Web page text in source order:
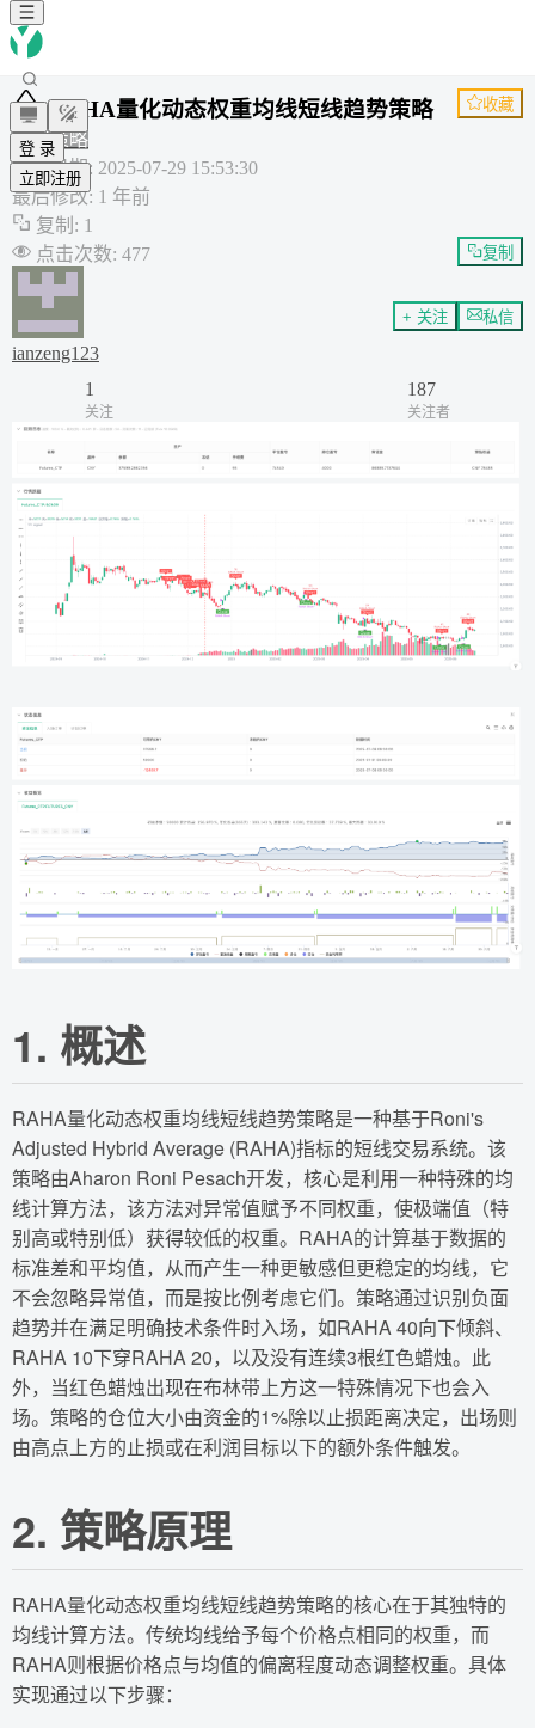
登 录
立即注册
RAHA量化动态权重均线短线趋势策略 收藏
通用策略
创建日期: 2025-07-29 15:53:30
最后修改: 1 年前
复制 : 1
点击次数: 477 复制
ianzeng123
+ 关注 私信
1
关注
187
关注者
1. 概述
RAHA量化动态权重均线短线趋势策略是一种基于Roni's
Adjusted Hybrid Average (RAHA)指标的短线交易系统。该
策略由Aharon Roni Pesach开发，核心是利用一种特殊的均
线计算方法，该方法对异常值赋予不同权重，使极端值（特
别高或特别低）获得较低的权重。RAHA的计算基于数据的
标准差和平均值，从而产生一种更敏感但更稳定的均线，它
不会忽略异常值，而是按比例考虑它们。策略通过识别负面
趋势并在满足明确技术条件时入场，如RAHA 40向下倾斜、
RAHA 10下穿RAHA 20，以及没有连续3根红色蜡烛。此
外，当红色蜡烛出现在布林带上方这一特殊情况下也会入
场。策略的仓位大小由资金的1%除以止损距离决定，出场则
由高点上方的止损或在利润目标以下的额外条件触发。
2. 策略原理
RAHA量化动态权重均线短线趋势策略的核心在于其独特的
均线计算方法。传统均线给予每个价格点相同的权重，而
RAHA则根据价格点与均值的偏离程度动态调整权重。具体
实现通过以下步骤：